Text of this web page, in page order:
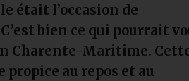
était l’occasion de
bien ce qui pourrait
Charente-Maritime.
au repos et au